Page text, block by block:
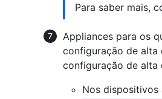
Para saber mais,
Appliances para os
configuração de alta
configuração de alta
Nos dispositivos